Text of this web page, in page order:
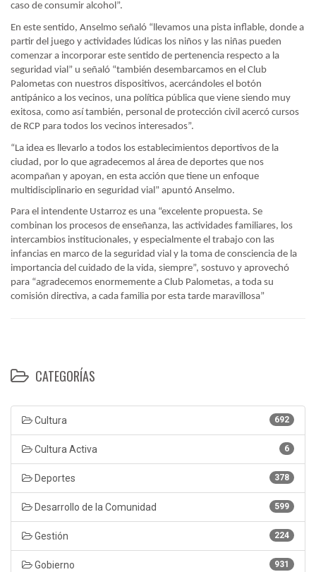
caso de consumir alcohol”.
En este sentido, Anselmo señaló “llevamos una pista inflable, donde a
partir del juego y actividades lúdicas los niños y las niñas pueden
comenzar a incorporar este sentido de pertenencia respecto a la
seguridad vial” u señaló “también desembarcamos en el Club
Palometas con nuestros dispositivos, acercándoles el botón
antipánico a los vecinos, una política pública que viene siendo muy
exitosa, como así también, personal de protección civil acercó cursos
de RCP para todos los vecinos interesados”.
“La idea es llevarlo a todos los establecimientos deportivos de la
ciudad, por lo que agradecemos al área de deportes que nos
acompañan y apoyan, en esta acción que tiene un enfoque
multidisciplinario en seguridad vial” apuntó Anselmo.
Para el intendente Ustarroz es una “excelente propuesta. Se
combinan los procesos de enseñanza, las actividades familiares, los
intercambios institucionales, y especialmente el trabajo con las
infancias en marco de la seguridad vial y la toma de consciencia de la
importancia del cuidado de la vida, siempre”, sostuvo y aprovechó
para “agradecemos enormemente a Club Palometas, a toda su
comisión directiva, a cada familia por esta tarde maravillosa”
CATEGORÍAS
692
Cultura
6
Cultura Activa
378
Deportes
599
Desarrollo de la Comunidad
224
Gestión
931
Gobierno